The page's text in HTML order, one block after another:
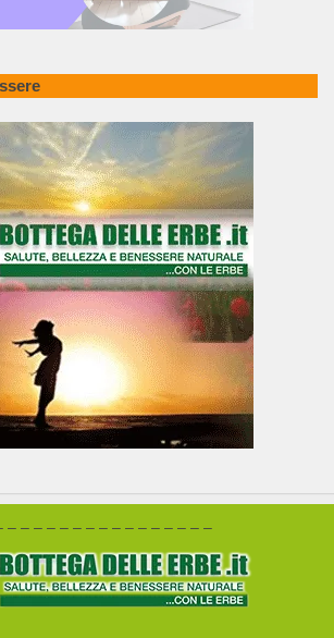
– – – – – – – – – – – – – – – –